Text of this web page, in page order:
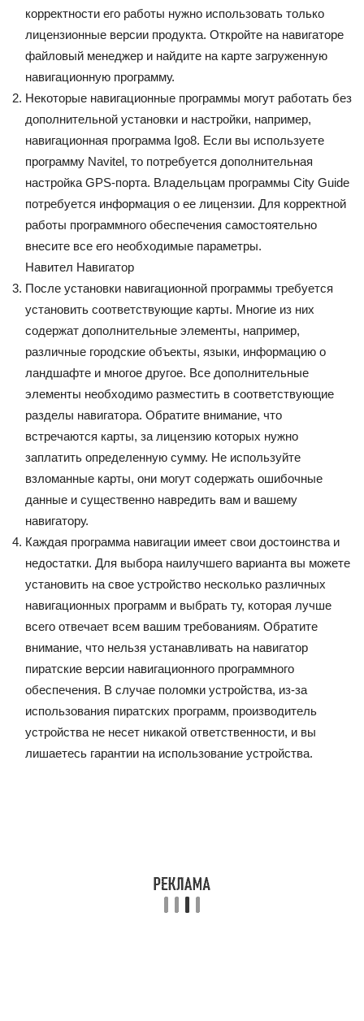
корректности его работы нужно использовать только
лицензионные версии продукта. Откройте на навигаторе
файловый менеджер и найдите на карте загруженную
навигационную программу.
Некоторые навигационные программы могут работать без
дополнительной установки и настройки, например,
навигационная программа Igo8. Если вы используете
программу Navitel, то потребуется дополнительная
настройка GPS-порта. Владельцам программы City Guide
потребуется информация о ее лицензии. Для корректной
работы программного обеспечения самостоятельно
внесите все его необходимые параметры.
Навител Навигатор
После установки навигационной программы требуется
установить соответствующие карты. Многие из них
содержат дополнительные элементы, например,
различные городские объекты, языки, информацию о
ландшафте и многое другое. Все дополнительные
элементы необходимо разместить в соответствующие
разделы навигатора. Обратите внимание, что
встречаются карты, за лицензию которых нужно
заплатить определенную сумму. Не используйте
взломанные карты, они могут содержать ошибочные
данные и существенно навредить вам и вашему
навигатору.
Каждая программа навигации имеет свои достоинства и
недостатки. Для выбора наилучшего варианта вы можете
установить на свое устройство несколько различных
навигационных программ и выбрать ту, которая лучше
всего отвечает всем вашим требованиям. Обратите
внимание, что нельзя устанавливать на навигатор
пиратские версии навигационного программного
обеспечения. В случае поломки устройства, из-за
использования пиратских программ, производитель
устройства не несет никакой ответственности, и вы
лишаетесь гарантии на использование устройства.